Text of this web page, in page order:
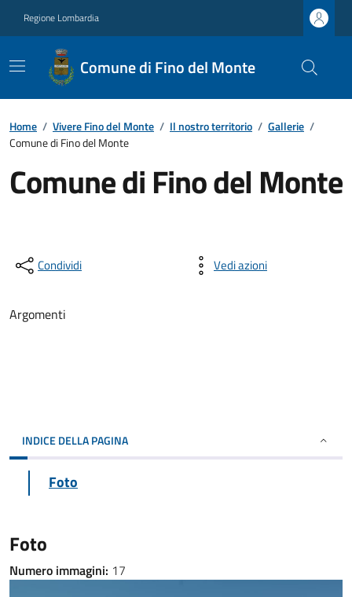
Regione Lombardia
Comune di Fino del Monte
Home / Vivere Fino del Monte / Il nostro territorio / Gallerie /
Comune di Fino del Monte
Comune di Fino del Monte
Condividi Vedi azioni
Argomenti
INDICE DELLA PAGINA
Foto
Foto
Numero immagini: 17